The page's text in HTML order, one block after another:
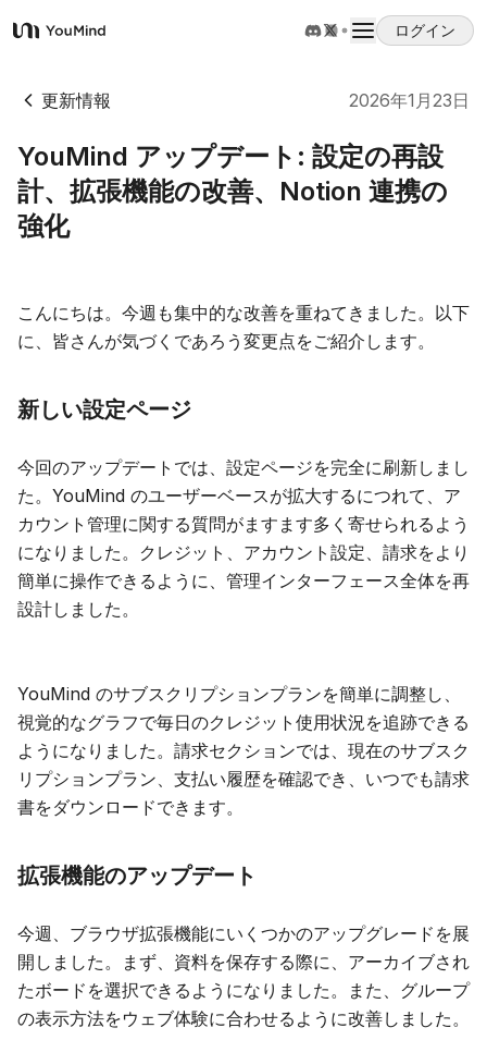
YouMind
ログイン
概要
ユースケース
スキル
プロンプト
ブログ
更新情報
更新情報 2026年1月23日
YouMind アップデート: 設定の再設
計、拡張機能の改善、Notion 連携の
強化
こんにちは。今週も集中的な改善を重ねてきました。以下
に、皆さんが気づくであろう変更点をご紹介します。
新しい設定ページ
今回のアップデートでは、設定ページを完全に刷新しまし
た。YouMind のユーザーベースが拡大するにつれて、ア
カウント管理に関する質問がますます多く寄せられるよう
になりました。クレジット、アカウント設定、請求をより
簡単に操作できるように、管理インターフェース全体を再
設計しました。
YouMind のサブスクリプションプランを簡単に調整し、
視覚的なグラフで毎日のクレジット使用状況を追跡できる
ようになりました。請求セクションでは、現在のサブスク
リプションプラン、支払い履歴を確認でき、いつでも請求
書をダウンロードできます。
拡張機能のアップデート
今週、ブラウザ拡張機能にいくつかのアップグレードを展
開しました。まず、資料を保存する際に、アーカイブされ
たボードを選択できるようになりました。また、グループ
の表示方法をウェブ体験に合わせるように改善しました。